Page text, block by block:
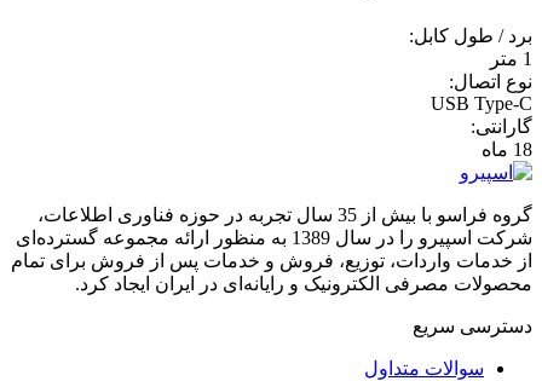
برد / طول کابل:
1 متر
نوع اتصال:
USB Type-C
گارانتی:
18 ماه
گروه فراسو با بیش از 35 سال تجربه در حوزه فناوری اطلاعات،
شرکت اسپیرو را در سال 1389 به منظور ارائه مجموعه گسترده‌ای
از خدمات واردات، توزیع، فروش و خدمات پس از فروش برای تمام
محصولات مصرفی الکترونیک و رایانه‌ای در ایران ایجاد کرد.
دسترسی‌ سریع
سوالات متداول